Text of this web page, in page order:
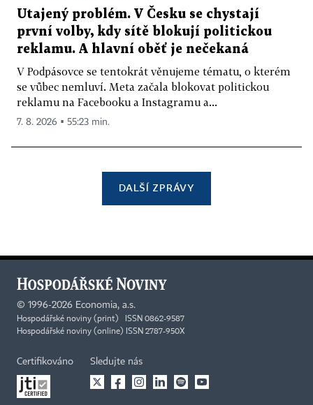
Utajený problém. V Česku se chystají
první volby, kdy sítě blokují politickou
reklamu. A hlavní oběť je nečekaná
V Podpásovce se tentokrát věnujeme tématu, o kterém
se vůbec nemluví. Meta začala blokovat politickou
reklamu na Facebooku a Instagramu a...
7. 8. 2026 ▪ 55:23 min.
DALŠÍ ZPRÁVY
© 1996-2026 Economia, a.s.
Hospodářské noviny (print) ISSN 0862-9587
Hospodářské noviny (online) ISSN 2787-950X
Certifikováno Sledujte nás